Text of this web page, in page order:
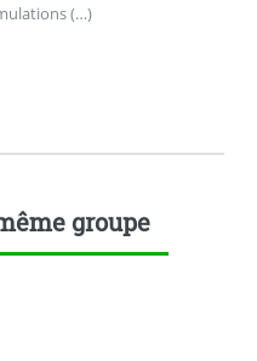
(…)
groupe